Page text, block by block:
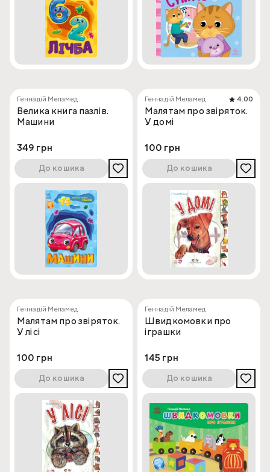
Геннадій Меламед
Велика книга пазлів.
Машини
349 грн
До кошика
Геннадій Меламед 4.00
Малятам про звіряток.
У домі
100 грн
До кошика
Геннадій Меламед
Малятам про звіряток.
У лісі
100 грн
До кошика
Геннадій Меламед
Швидкомовки про
іграшки
145 грн
До кошика